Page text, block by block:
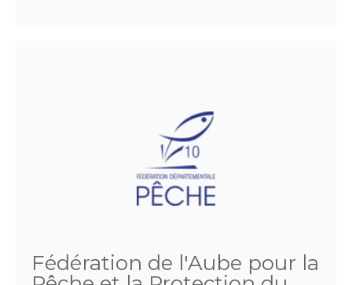
Fédération de l'Aube pour la